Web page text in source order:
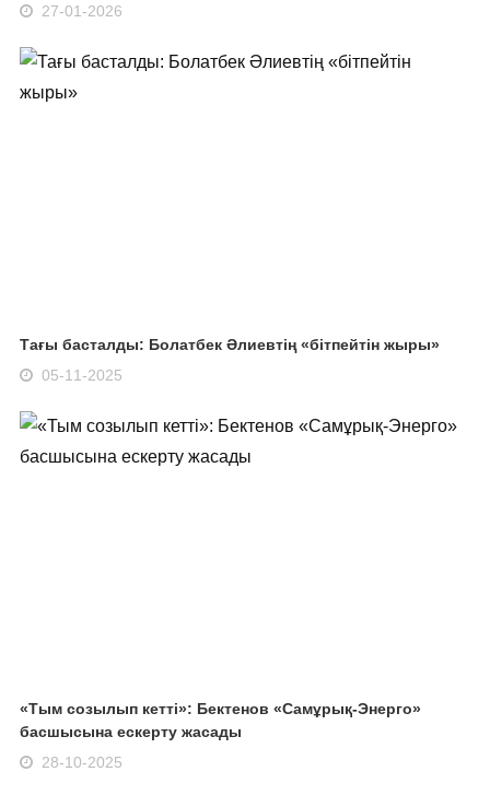
27-01-2026
Тағы басталды: Болатбек Әлиевтің «бітпейтін жыры»
05-11-2025
«Тым созылып кетті»: Бектенов «Самұрық-Энерго»
басшысына ескерту жасады
28-10-2025